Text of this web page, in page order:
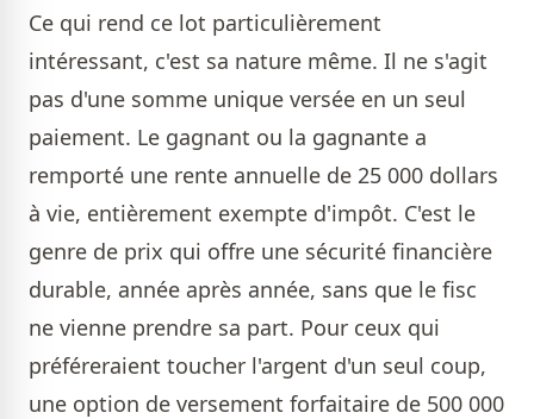
Ce qui rend ce lot particulièrement
intéressant, c'est sa nature même. Il ne s'agit
pas d'une somme unique versée en un seul
paiement. Le gagnant ou la gagnante a
remporté une rente annuelle de 25 000 dollars
à vie, entièrement exempte d'impôt. C'est le
genre de prix qui offre une sécurité financière
durable, année après année, sans que le fisc
ne vienne prendre sa part. Pour ceux qui
préféreraient toucher l'argent d'un seul coup,
une option de versement forfaitaire de 500 000